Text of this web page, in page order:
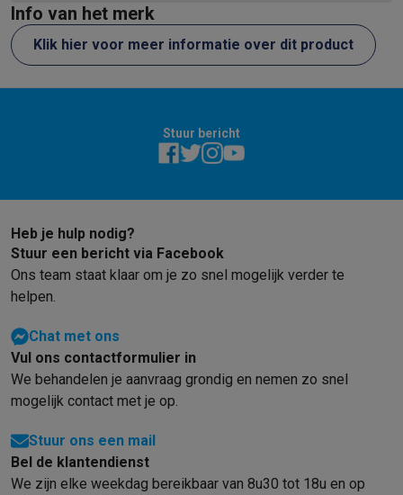
Info van het merk
Klik hier voor meer informatie over dit product
Stuur bericht
Heb je hulp nodig?
Stuur een bericht via Facebook
Ons team staat klaar om je zo snel mogelijk verder te
helpen.
Chat met ons
Vul ons contactformulier in
We behandelen je aanvraag grondig en nemen zo snel
mogelijk contact met je op.
Stuur ons een mail
Bel de klantendienst
We zijn elke weekdag bereikbaar van 8u30 tot 18u en op